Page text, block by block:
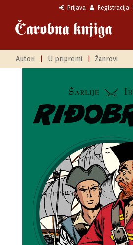
Prijava Registracija
Autori U pripremi Žanrovi